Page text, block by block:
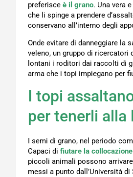
preferisce è il grano. Una vera
che li spinge a prendere
conservano all’interno degli
Onde evitare di danneggiare la
veleno, un gruppo di ricercatori
lontani i roditori dai raccolti di
arma che i topi impiegano per
I topi
per tenerli alla
I semi di grano, nel periodo
Capaci di fiutare la
piccoli animali possono
messi a punto dall’Università